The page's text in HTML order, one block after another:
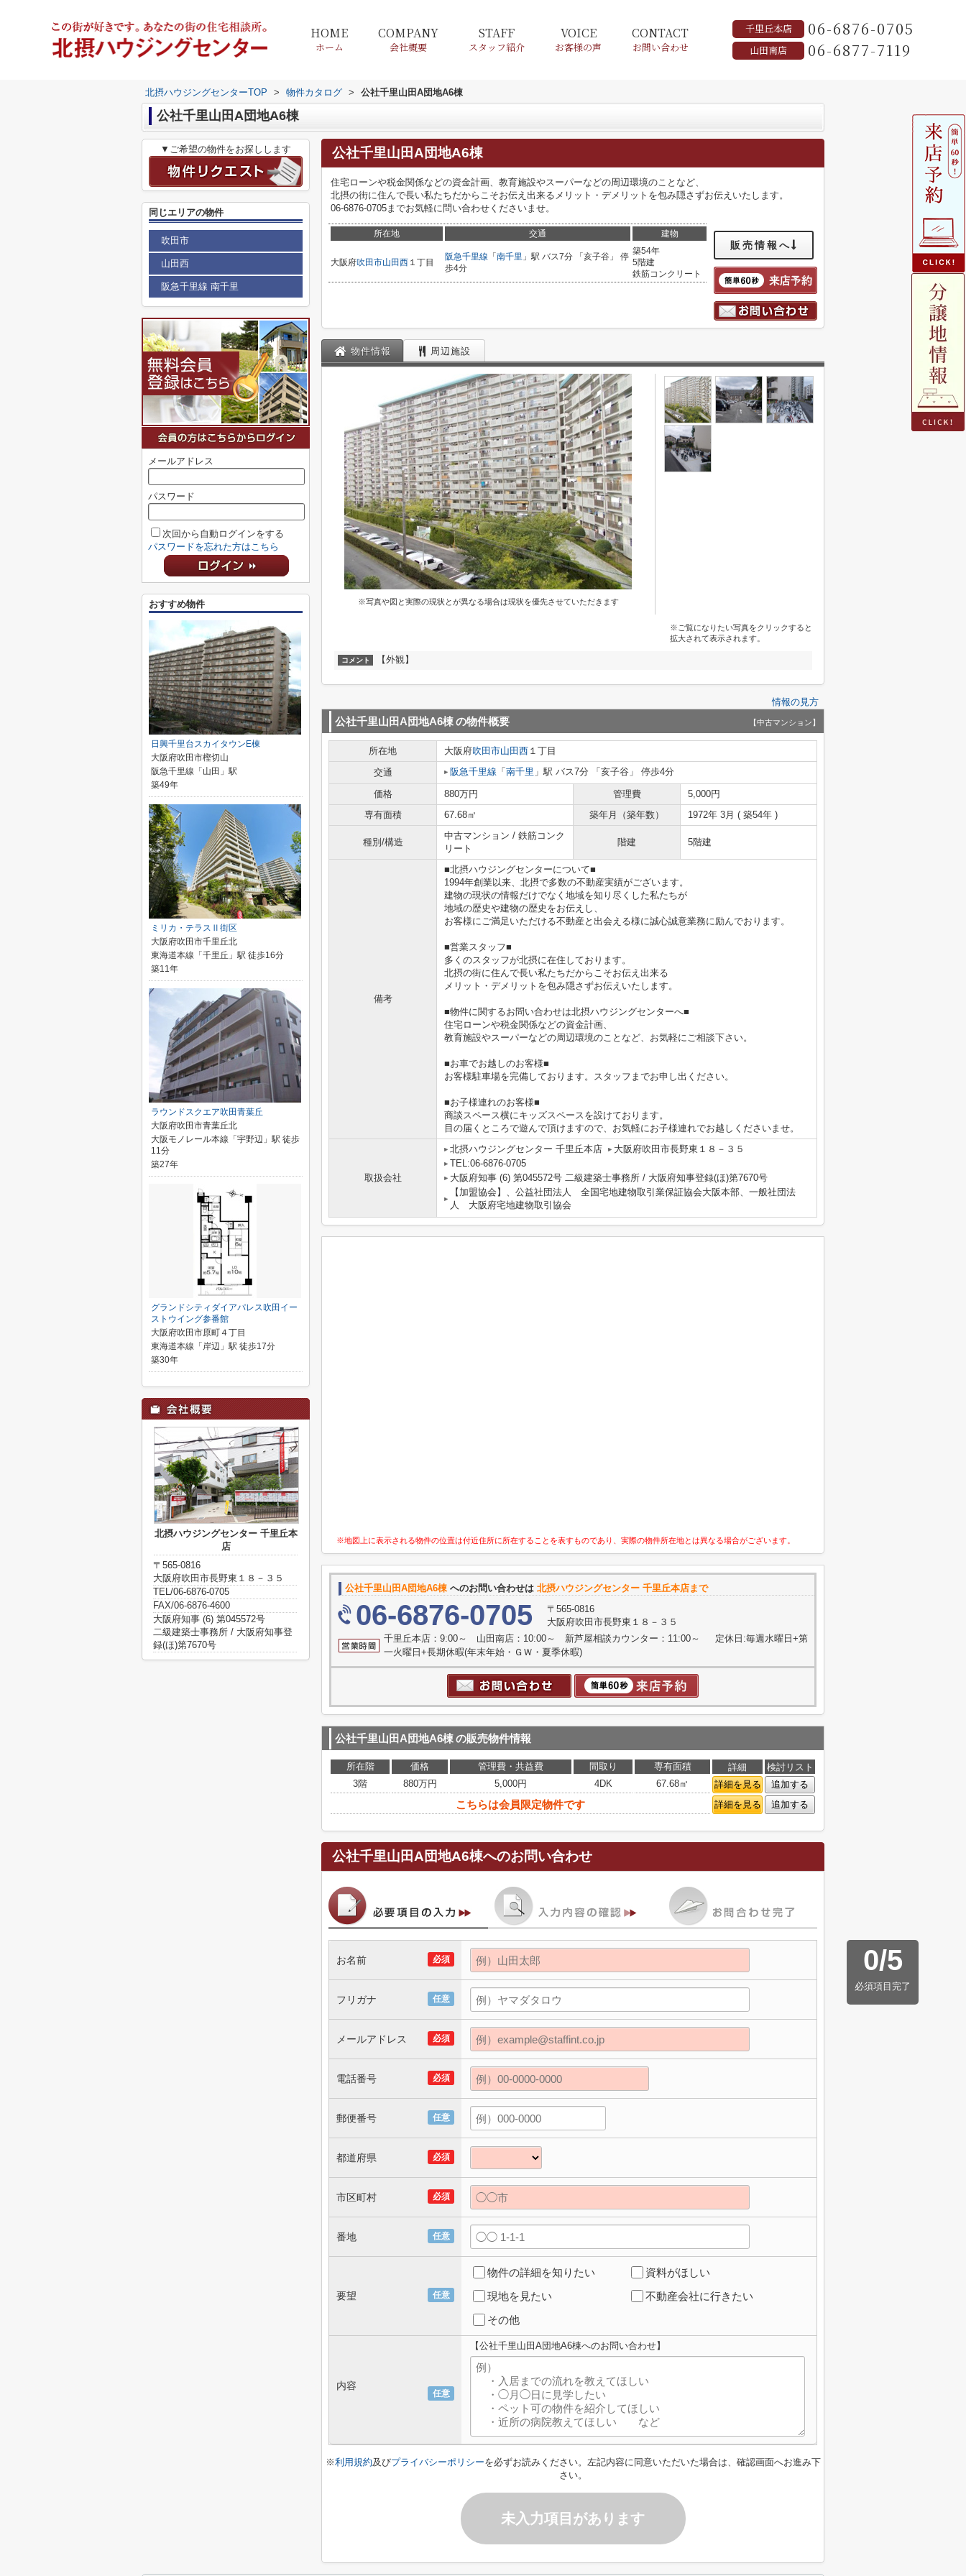
HOME
ホーム
COMPANY
会社概要
STAFF
スタッフ紹介
VOICE
お客様の声
CONTACT
お問い合わせ
千里丘本店 06-6876-0705
山田南店 06-6877-7119
北摂ハウジングセンターTOP > 物件カタログ > 公社千里山田A団地A6棟
公社千里山田A団地A6棟
公社千里山田A団地A6棟
住宅ローンや税金関係などの資金計画、教育施設やスーパーなどの周辺環境のことなど、
北摂の街に住んで長い私たちだからこそお伝え出来るメリット・デメリットを包み隠さずお伝えいたします。
06-6876-0705までお気軽に問い合わせくださいませ。
所在地 交通 建物
大阪府吹田市山田西 １丁目
阪急千里線 「 南千里 」駅 バス7分 「亥子谷」 停
歩4分
築54年
5階建
鉄筋コンクリート
販売情報へ
物件情報 周辺施設
※写真や図と実際の現状とが異なる場合は現状を優先させていただきます
※ご覧になりたい写真をクリックすると
拡大されて表示されます。
コメント 【外観】
情報の見方
公社千里山田A団地A6棟の物件概要 【中古マンション】
所在地 大阪府吹田市山田西 １丁目
交通
阪急千里線 「 南千里 」駅 バス7分 「亥子谷」 停歩4分
価格 880万円 管理費
5,000円
専有面積
67.68㎡ 築年月（築年数） 1972年 3月 ( 築54年 )
種別/構造
中古マンション / 鉄筋コンク
リート
階建 5階建
備考
■北摂ハウジングセンターについて■
1994年創業以来、北摂で多数の不動産実績がございます。
建物の現状の情報だけでなく地域を知り尽くした私たちが
地域の歴史や建物の歴史をお伝えし、
お客様にご満足いただける不動産と出会える様に誠心誠意業務に励んでおります。
■営業スタッフ■
多くのスタッフが北摂に在住しております。
北摂の街に住んで長い私たちだからこそお伝え出来る
メリット・デメリットを包み隠さずお伝えいたします。
■物件に関するお問い合わせは北摂ハウジングセンターへ■
住宅ローンや税金関係などの資金計画、
教育施設やスーパーなどの周辺環境のことなど、お気軽にご相談下さい。
■お車でお越しのお客様■
お客様駐車場を完備しております。スタッフまでお申し出ください。
■お子様連れのお客様■
商談スペース横にキッズスペースを設けております。
目の届くところで遊んで頂けますので、お気軽にお子様連れでお越しくださいませ。
取扱会社
北摂ハウジングセンター 千里丘本店
大阪府吹田市長野東１８－３５
TEL:06-6876-0705
大阪府知事 (6) 第045572号 二級建築士事務所 / 大阪府知事登録(ほ)第7670号
【加盟協会】、公益社団法人 全国宅地建物取引業保証協会大阪本部、一般社団法
人 大阪府宅地建物取引協会
※地図上に表示される物件の位置は付近住所に所在することを表すものであり、実際の物件所在地とは異なる場合がございます。
公社千里山田A団地A6棟 へのお問い合わせは 北摂ハウジングセンター 千里丘本店まで
06-6876-0705
〒565-0816
大阪府吹田市長野東１８－３５
千里丘本店：9:00～ 山田南店：10:00～ 新芦屋相談カウンター：11:00～ 定休日:毎週水曜日+第
一火曜日+長期休暇(年末年始・ＧＷ・夏季休暇)
公社千里山田A団地A6棟の販売物件情報
所在階 価格 管理費・共益費 間取り 専有面積 詳細
検討リスト
3階
880万円 5,000円 4DK 67.68㎡ 詳細を見る 追加する
こちらは会員限定物件です 詳細を見る 追加する
公社千里山田A団地A6棟へのお問い合わせ
0/5
必須項目完了
必須
お名前
任意
フリガナ
必須
メールアドレス
必須
電話番号
任意
郵便番号
必須
都道府県
必須
市区町村
任意
番地
任意
要望
物件の詳細を知りたい
資料がほしい
現地を見たい
不動産会社に行きたい
その他
任意
内容
【公社千里山田A団地A6棟へのお問い合わせ】
※利用規約及びプライバシーポリシーを必ずお読みください。左記内容に同意いただいた場合は、確認画面へお進み下
さい。
未入力項目があります
▼ご希望の物件をお探しします
同じエリアの物件
吹田市
山田西
阪急千里線 南千里
メールアドレス
パスワード
次回から自動ログインをする
パスワードを忘れた方はこちら
おすすめ物件
日興千里台スカイタウンE棟
大阪府吹田市樫切山
阪急千里線「山田」駅
築49年
ミリカ・テラスⅡ街区
大阪府吹田市千里丘北
東海道本線「千里丘」駅 徒歩16分
築11年
ラウンドスクエア吹田青葉丘
大阪府吹田市青葉丘北
大阪モノレール本線「宇野辺」駅 徒歩
11分
築27年
グランドシティダイアパレス吹田イー
ストウイング参番館
大阪府吹田市原町４丁目
東海道本線「岸辺」駅 徒歩17分
築30年
北摂ハウジングセンター 千里丘本
店
〒565-0816
大阪府吹田市長野東１８－３５
TEL/06-6876-0705
FAX/06-6876-4600
大阪府知事 (6) 第045572号
二級建築士事務所 / 大阪府知事登
録(ほ)第7670号